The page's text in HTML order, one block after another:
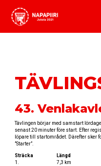
43.
Tävlingen börjar med samstart
senast 20 minuter före start. Efter
löpare till startområdet. Därefter sker
”Starter”.
Sträcka Längd
1.
7,3 km